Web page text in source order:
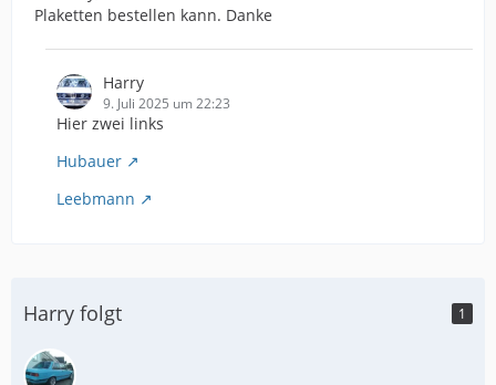
Plaketten bestellen kann. Danke
Harry
9. Juli 2025 um 22:23
Hier zwei links
Hubauer
Leebmann
Harry folgt 1